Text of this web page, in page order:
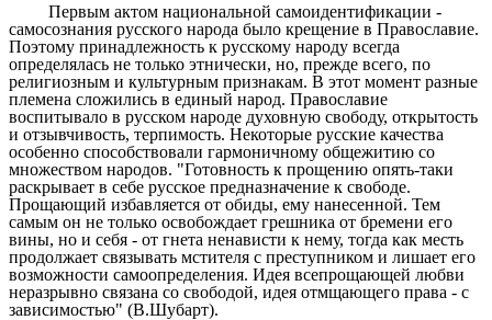
Первым актом национальной самоидентификации -
самосознания русского народа было крещение в Православие.
Поэтому принадлежность к русскому народу всегда
определялась не только этнически, но, прежде всего, по
религиозным и культурным признакам. В этот момент разные
племена сложились в единый народ. Православие
воспитывало в русском народе духовную свободу, открытость
и отзывчивость, терпимость. Некоторые русские качества
особенно способствовали гармоничному общежитию со
множеством народов. "Готовность к прощению опять-таки
раскрывает в себе русское предназначение к свободе.
Прощающий избавляется от обиды, ему нанесенной. Тем
самым он не только освобождает грешника от бремени его
вины, но и себя - от гнета ненависти к нему, тогда как месть
продолжает связывать мстителя с преступником и лишает его
возможности самоопределения. Идея всепрощающей любви
неразрывно связана со свободой, идея отмщающего права - с
зависимостью" (В.Шубарт).